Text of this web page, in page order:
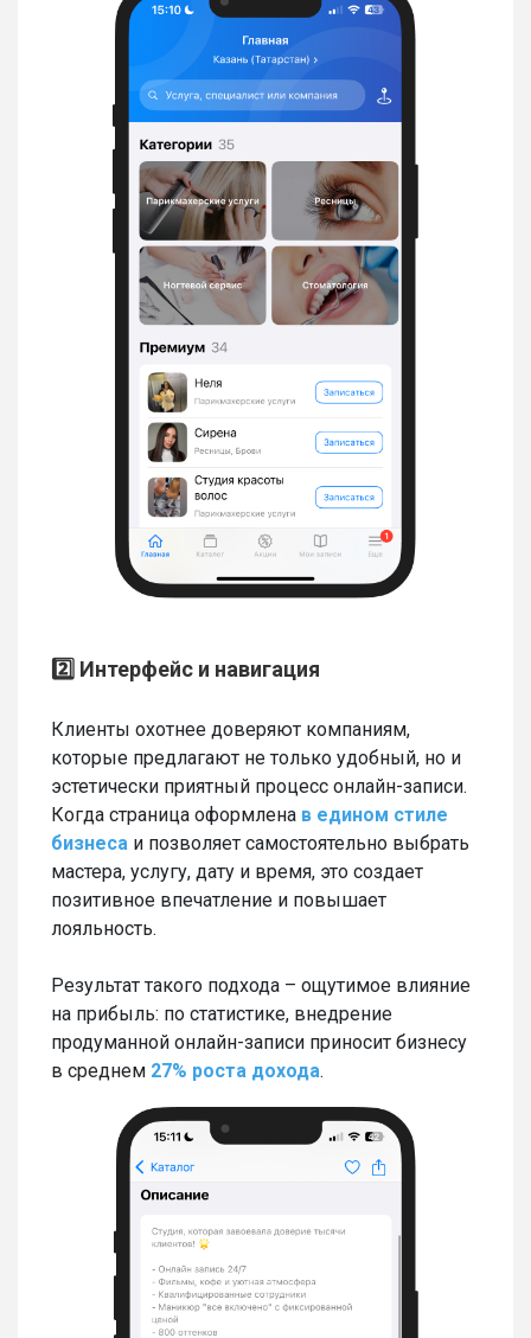
2️⃣ Интерфейс и навигация
Клиенты охотнее доверяют компаниям,
которые предлагают не только удобный, но и
эстетически приятный процесс онлайн-записи.
Когда страница оформлена в едином стиле
бизнеса и позволяет самостоятельно выбрать
мастера, услугу, дату и время, это создает
позитивное впечатление и повышает
лояльность.
Результат такого подхода – ощутимое влияние
на прибыль: по статистике, внедрение
продуманной онлайн-записи приносит бизнесу
в среднем 27% роста дохода.